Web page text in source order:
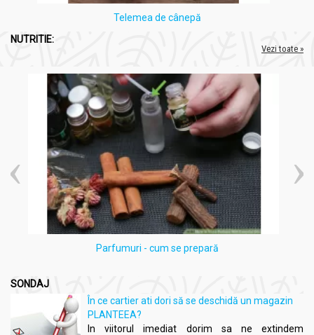
potențiale pentru dvs. și pentru copilul dumneavoastră.
BoneFactor [MSM Glucozamina Condroitina] 60cps -
ADAMS SUPPLEMENTS
Administrați 2-6 capsule pe zi. cu suficientă apă.
Este recomandat să luați capsulele după masă pentru o
mai bună absorbție.
Este recomandat folosirea produsului pe o perioada de
3 luni consecutiv si repetarea acesteia de 2-3 ori pe an..
Telemea de cânepă
NUTRITIE:
Vezi toate »
Parfumuri - cum se prepară
SONDAJ
În ce cartier ati dori să se deschidă un magazin
PLANTEEA?
In viitorul imediat dorim sa ne extindem